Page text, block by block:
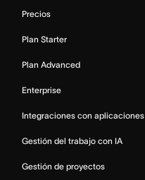
Precios
Plan Starter
Plan Advanced
Enterprise
Integraciones con aplicaciones
Gestión del trabajo con IA
Gestión de proyectos